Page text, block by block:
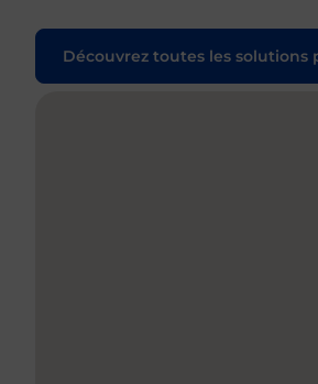
Découvrez toutes les solutions